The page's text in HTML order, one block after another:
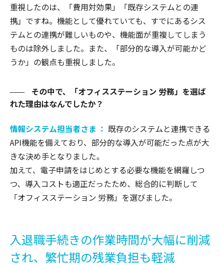
重視したのは、「費用対効果」「既存システムとの連
携」ですね。機能として優れていても、すでにあるシス
テムとの連携が難しいものや、機能面が重複してしまう
ものは除外しました。また、「部分的な導入が可能かど
うか」の観点も重視しました。
その中で、「オフィスステーション 労務」を選ば
れた理由はなんでしたか？
情報システム担当者さま ： 既存のシステムと連携できる
API機能を備えており、部分的な導入が可能だった点が大
きな決め手となりました。
加えて、電子申請をはじめとする必要な機能を網羅しつ
つ、導入コストも適正だったため、総合的に判断して
「オフィスステーション 労務」を選びました。
入退職手続きの作業時間が大幅に削減
され、繁忙期の残業負担も軽減